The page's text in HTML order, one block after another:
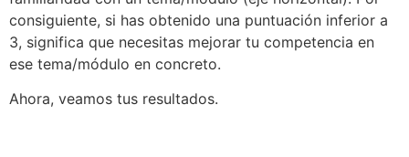
consiguiente, si has obtenido una puntuación inferior a
3, significa que necesitas mejorar tu competencia en
ese tema/módulo en concreto.
Ahora, veamos tus resultados.